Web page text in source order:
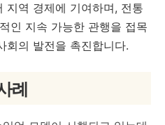
지역 경제에 기여하며, 전통
인 지속 가능한 관행을 접목
회의 발전을 촉진합니다.
례